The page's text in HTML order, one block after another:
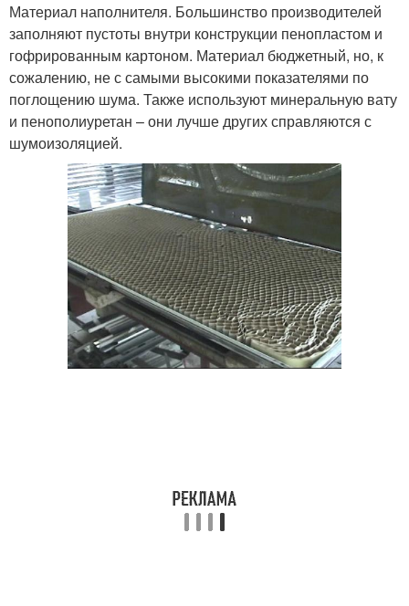
Материал наполнителя. Большинство производителей
заполняют пустоты внутри конструкции пенопластом и
гофрированным картоном. Материал бюджетный, но, к
сожалению, не с самыми высокими показателями по
поглощению шума. Также используют минеральную вату
и пенополиуретан – они лучше других справляются с
шумоизоляцией.